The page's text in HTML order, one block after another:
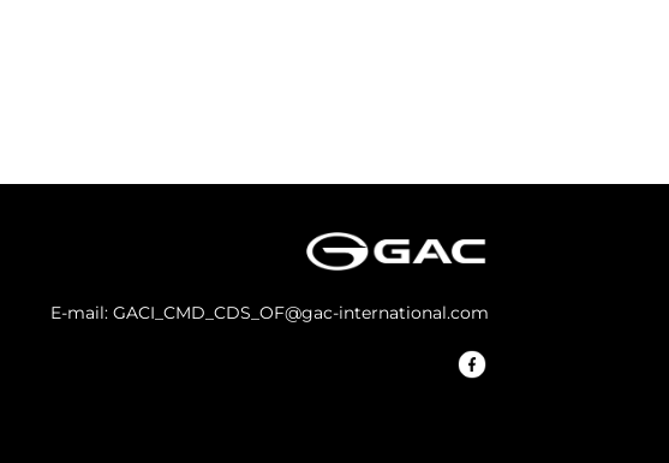
E-mail: GACI_CMD_CDS_OF@gac-international.com